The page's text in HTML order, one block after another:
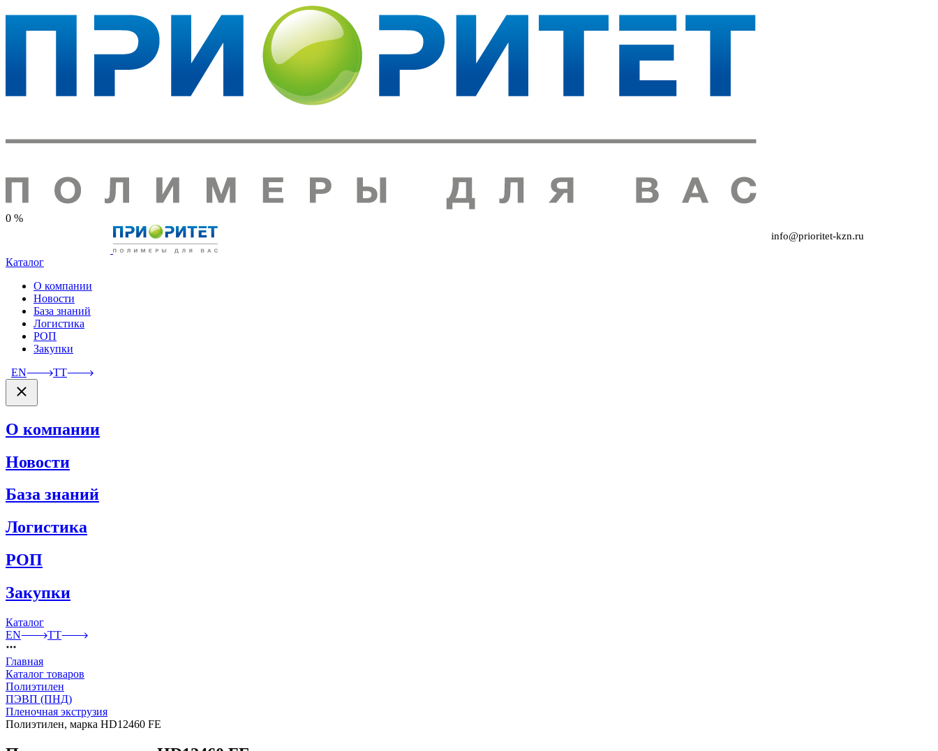
0 %
Каталог
О компании
Новости
База знаний
Логистика
РОП
Закупки
info@prioritet-kzn.ru
EN TT
О компании
Новости
База знаний
Логистика
РОП
Закупки
Каталог
EN
TT
Главная
Каталог товаров
Полиэтилен
ПЭВП (ПНД)
Пленочная экструзия
Полиэтилен, марка HD12460 FE